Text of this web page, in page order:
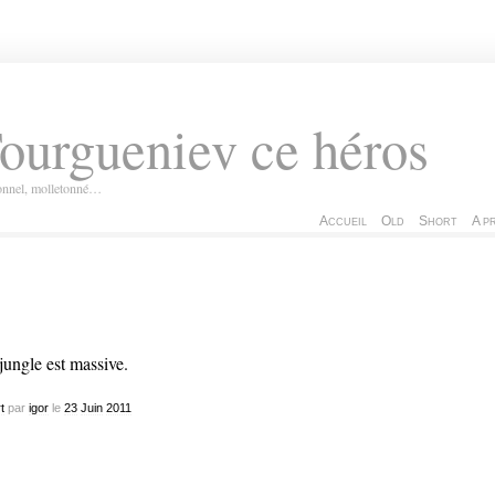
ce héros
molletonné…
Accueil Old Short A
est massive.
par igorle 23 Juin 2011